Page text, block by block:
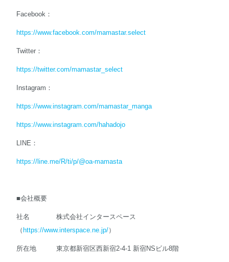
Facebook：
https://www.facebook.com/mamastar.select
Twitter：
https://twitter.com/mamastar_select
Instagram：
https://www.instagram.com/mamastar_manga
https://www.instagram.com/hahadojo
LINE：
https://line.me/R/ti/p/@oa-mamasta
■会社概要
社名 株式会社インタースペース
（https://www.interspace.ne.jp/）
所在地 東京都新宿区西新宿2-4-1 新宿NSビル8階